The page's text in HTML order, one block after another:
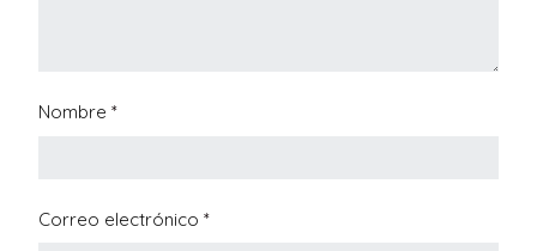
Nombre *
Correo electrónico *